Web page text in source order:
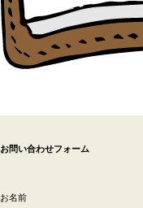
お問い合わせフォーム
お名前